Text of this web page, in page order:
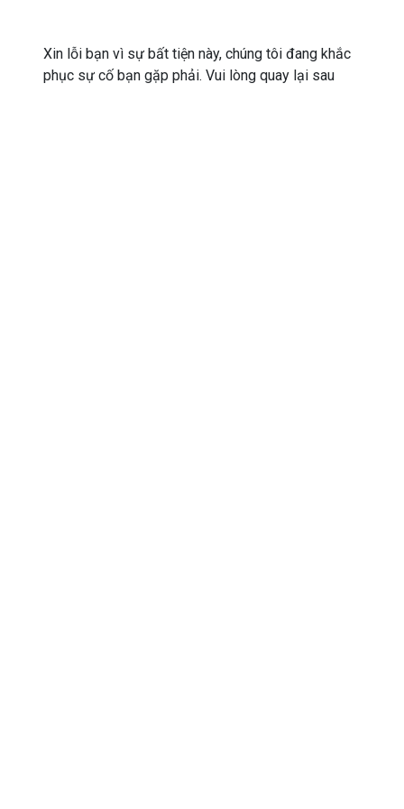
Xin lỗi bạn vì sự bất tiện này, chúng tôi đang khắc
phục sự cố bạn gặp phải. Vui lòng quay lại sau